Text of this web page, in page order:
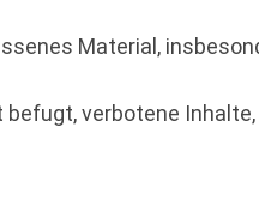
Material,
verbotene